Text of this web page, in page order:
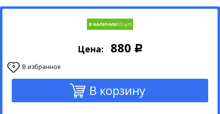
В НАЛИЧИИ
Цена: 880 Р
0 В избранное
В корзину